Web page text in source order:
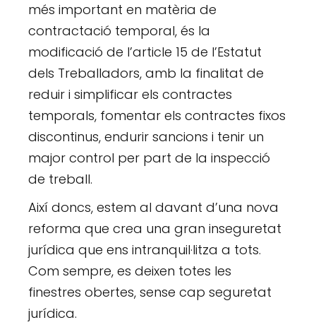
més important en matèria de
contractació temporal, és la
modificació de l’article 15 de l’Estatut
dels Treballadors, amb la finalitat de
reduir i simplificar els contractes
temporals, fomentar els contractes fixos
discontinus, endurir sancions i tenir un
major control per part de la inspecció
de treball.
Així doncs, estem al davant d’una nova
reforma que crea una gran inseguretat
jurídica que ens intranquil·litza a tots.
Com sempre, es deixen totes les
finestres obertes, sense cap seguretat
jurídica.